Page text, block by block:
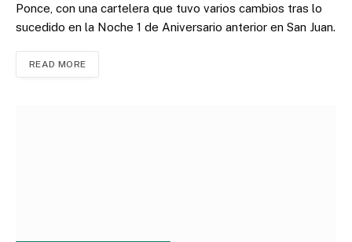
Ponce, con una cartelera que tuvo varios cambios tras lo
sucedido en la Noche 1 de Aniversario anterior en San Juan.
READ MORE